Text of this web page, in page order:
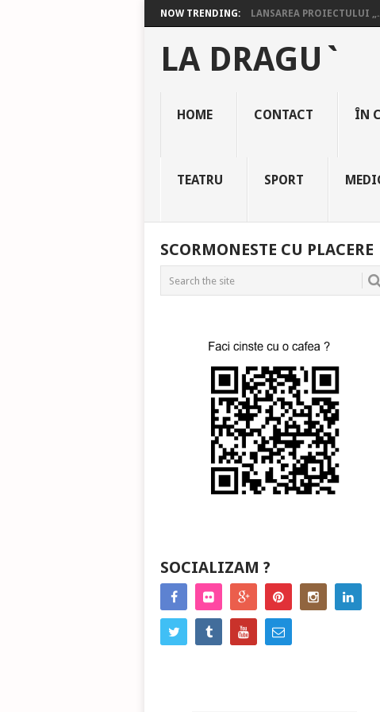
NOW TRENDING: LANSAREA PROIECTULUI
LA DRAGU`
HOME CONTACT ÎN
TEATRU SPORT
SCORMONESTE CU PLACERE
SOCIALIZAM ?